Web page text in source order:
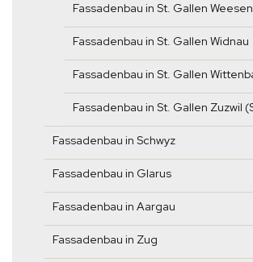
Fassadenbau in St. Gallen Weesen
Fassadenbau in St. Gallen Widnau
Fassadenbau in St. Gallen
Fassadenbau in St. Gallen Zuzwil
Fassadenbau in Schwyz
Fassadenbau in Glarus
Fassadenbau in Aargau
Fassadenbau in Zug